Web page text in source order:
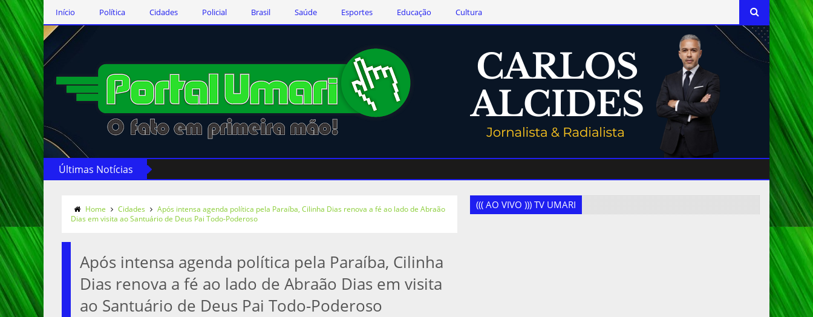
Início Política Cidades Policial Brasil Saúde Esportes Educação Cultura
Últimas Notícias
Home Cidades
Após intensa agenda política pela Paraíba, Cilinha Dias renova a fé ao lado de Abraão
Dias em visita ao Santuário de Deus Pai Todo-Poderoso
Após intensa agenda política pela Paraíba, Cilinha
Dias renova a fé ao lado de Abraão Dias em visita
ao Santuário de Deus Pai Todo-Poderoso
((( AO VIVO ))) TV UMARI